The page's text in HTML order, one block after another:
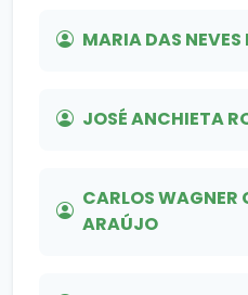
MARIA DAS NEVES
JOSÉ ANCHIETA
CARLOS WAGNER
ARAÚJO